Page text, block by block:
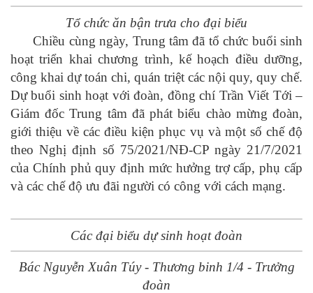
Tổ chức ăn bận trưa cho đại biểu
Chiều cùng ngày, Trung tâm đã tổ chức buổi sinh
hoạt triển khai chương trình, kế hoạch điều dưỡng,
công khai dự toán chi, quán triệt các nội quy, quy chế.
Dự buổi sinh hoạt với đoàn, đồng chí Trần Viết Tới –
Giám đốc Trung tâm đã phát biểu chào mừng đoàn,
giới thiệu về các điều kiện phục vụ và một số chế độ
theo Nghị định số 75/2021/NĐ-CP ngày 21/7/2021
của Chính phủ quy định mức hưởng trợ cấp, phụ cấp
và các chế độ ưu đãi người có công với cách mạng.
Các đại biểu dự sinh hoạt đoàn
Bác Nguyễn Xuân Túy - Thương binh 1/4 - Trưởng
đoàn